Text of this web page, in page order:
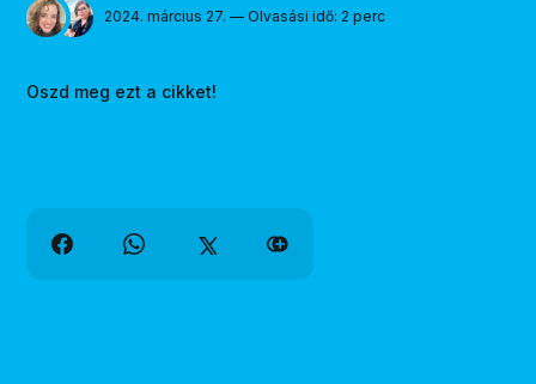
2024. március 27. — Olvasási idő: 2 perc
Oszd meg ezt a cikket!